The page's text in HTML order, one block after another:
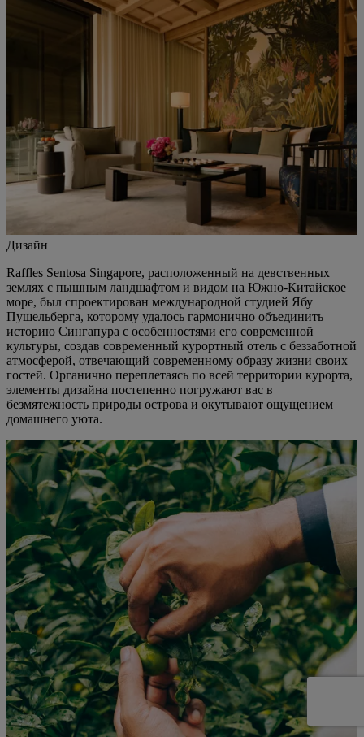
Дизайн
Raffles Sentosa Singapore, расположенный на девственных
землях с пышным ландшафтом и видом на Южно-Китайское
море, был спроектирован международной студией Ябу
Пушельберга, которому удалось гармонично объединить
историю Сингапура с особенностями его современной
культуры, создав современный курортный отель с беззаботной
атмосферой, отвечающий современному образу жизни своих
гостей. Органично переплетаясь по всей территории курорта,
элементы дизайна постепенно погружают вас в
безмятежность природы острова и окутывают ощущением
домашнего уюта.